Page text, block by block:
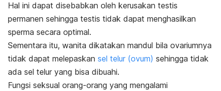
Hal ini dapat disebabkan oleh kerusakan testis
permanen sehingga testis tidak dapat menghasilkan
sperma secara optimal.
Sementara itu, wanita dikatakan mandul bila ovariumnya
tidak dapat melepaskan sel telur (ovum) sehingga tidak
ada sel telur yang bisa dibuahi.
Fungsi seksual orang-orang yang mengalami